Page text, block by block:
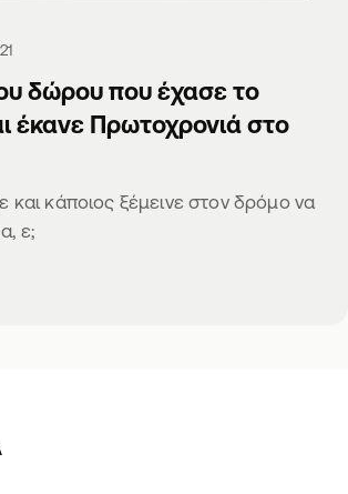
δώρου που έχασε το
έκανε Πρωτοχρονιά στο
και κάποιος ξέμεινε στον δρόμο να
ε;